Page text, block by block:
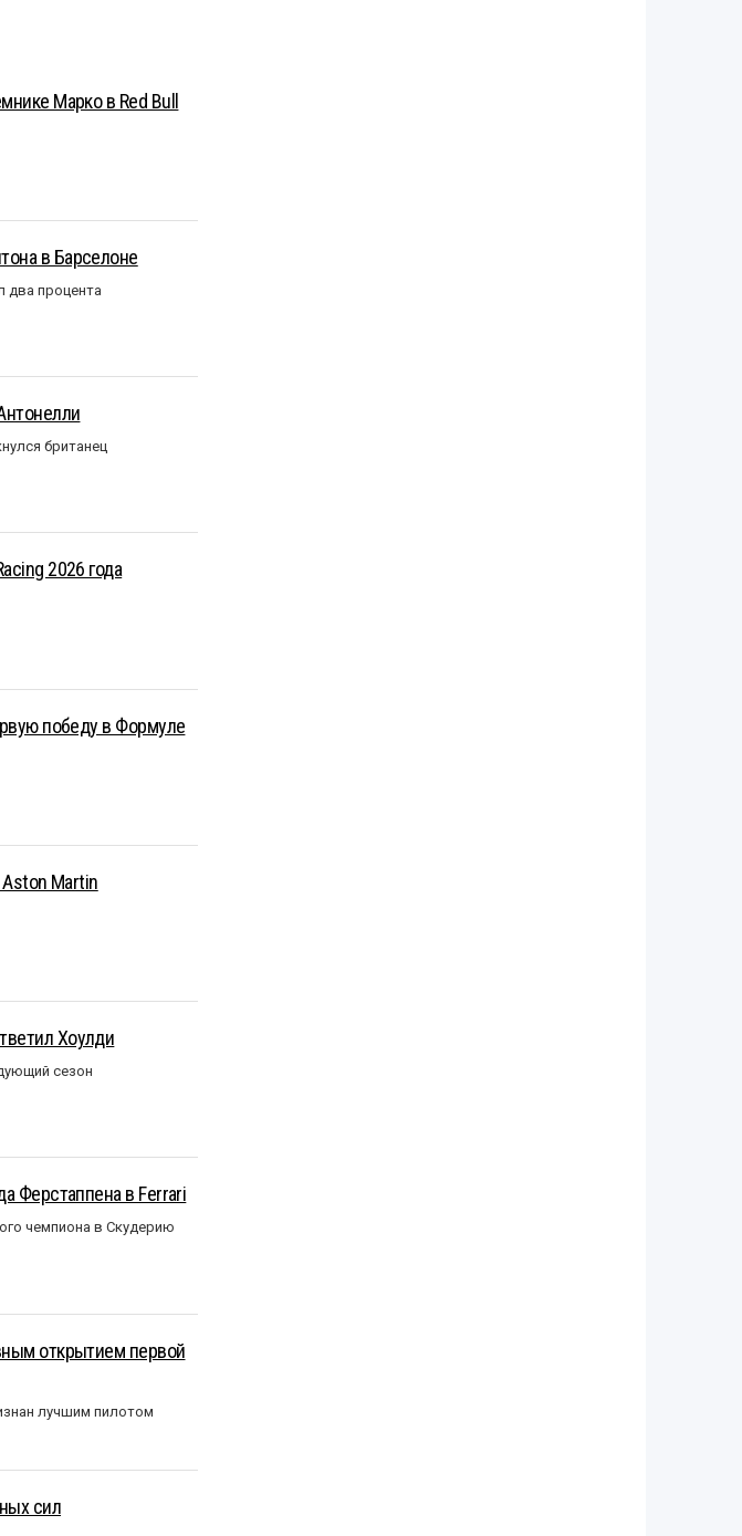
Марко в Red Bull
в Барселоне
два процента
британец
2026 года
победу в Формуле
Martin
Хоулди
сезон
Ферстаппена в Ferrari
чемпиона в Скудерию
открытием первой
лучшим пилотом
сил